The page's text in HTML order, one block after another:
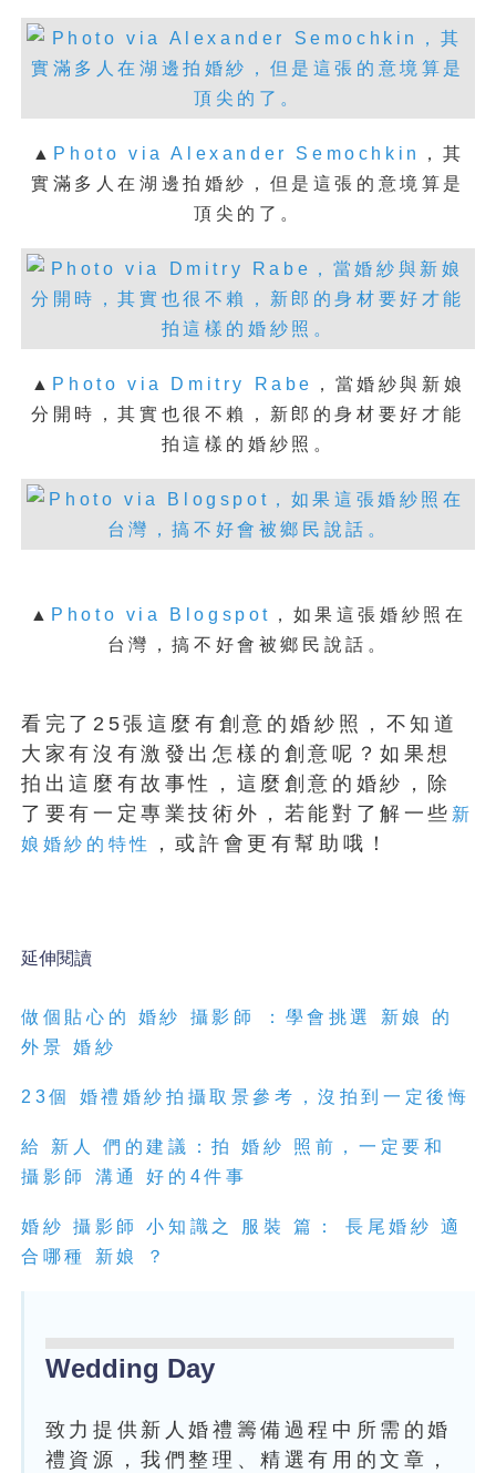
▲ Photo via Alexander Semochkin ， 其
實滿多人在湖邊拍婚紗，但是這張的意境算是
頂尖的了。
▲ Photo via Dmitry Rabe ， 當婚紗與新娘
分開時，其實也很不賴，新郎的身材要好才能
拍這樣的婚紗照。
▲ Photo via Blogspot ， 如果這張婚紗照在
台灣，搞不好會被鄉民說話。
看完了25張這麼有創意的婚紗照，不知道
大家有沒有激發出怎樣的創意呢？如果想
拍出這麼有故事性，這麼創意的婚紗，除
了要有一定專業技術外，若能對了解一些 新
娘婚紗的特性
，或許會更有幫助哦！
延伸閱讀
做個貼心的 婚紗 攝影師 ：學會挑選 新娘 的
外景 婚紗
23個 婚禮婚紗拍攝取景參考，沒拍到一定後悔
給 新人 們的建議：拍 婚紗 照前，一定要和
攝影師 溝通 好的4件事
婚紗 攝影師 小知識之 服裝 篇： 長尾婚紗 適
合哪種 新娘 ？
Wedding Day
致力提供新人婚禮籌備過程中所需的婚
禮資源，我們整理、精選有用的文章，